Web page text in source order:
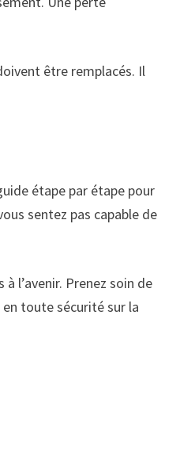
être remplacés. Il
étape par étape pour
sentez pas capable de
l’avenir. Prenez soin de
toute sécurité sur la